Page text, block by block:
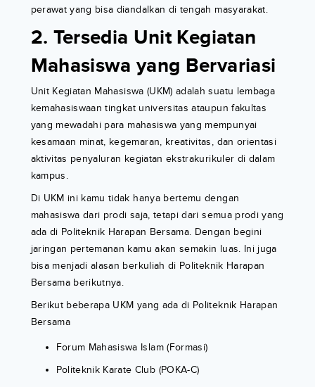
perawat yang bisa diandalkan di tengah masyarakat.
2. Tersedia Unit Kegiatan
Mahasiswa yang Bervariasi
Unit Kegiatan Mahasiswa (UKM) adalah suatu lembaga
kemahasiswaan tingkat universitas ataupun fakultas
yang mewadahi para mahasiswa yang mempunyai
kesamaan minat, kegemaran, kreativitas, dan orientasi
aktivitas penyaluran kegiatan ekstrakurikuler di dalam
kampus.
Di UKM ini kamu tidak hanya bertemu dengan
mahasiswa dari prodi saja, tetapi dari semua prodi yang
ada di Politeknik Harapan Bersama. Dengan begini
jaringan pertemanan kamu akan semakin luas. Ini juga
bisa menjadi alasan berkuliah di Politeknik Harapan
Bersama berikutnya.
Berikut beberapa UKM yang ada di Politeknik Harapan
Bersama
Forum Mahasiswa Islam (Formasi)
Politeknik Karate Club (POKA-C)